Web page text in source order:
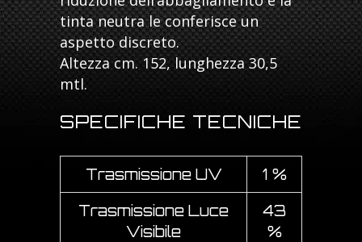
tinta neutra le conferisce un
aspetto discreto.
Altezza cm. 152, lunghezza 30,5
mtl.
SPECIFICHE TECNICHE
Trasmissione UV 1 %
Trasmissione Luce
Visibile
43
%